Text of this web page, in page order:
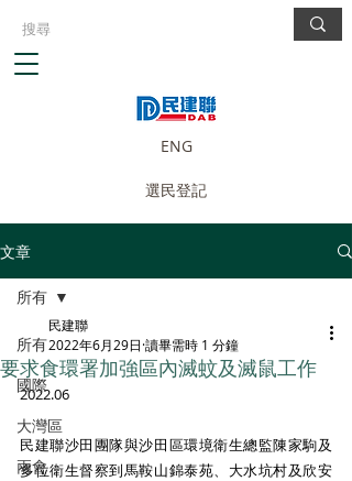
ENG
選民登記
文章
所有
國際
大灣區
兩會
所有
要求食環署加強區內滅蚊及滅鼠工作
民建聯
2022年6月29日 讀畢需時 1 分鐘
2022.06
民建聯沙田團隊與沙田區環境衛生總監陳家駒及
多位衛生督察到馬鞍山錦泰苑、大水坑村及欣安